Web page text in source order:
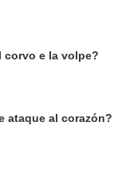
corvo e la volpe?
ataque al corazón?